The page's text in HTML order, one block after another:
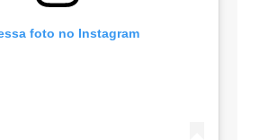
foto no Instagram